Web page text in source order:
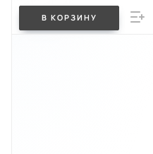
В КОРЗИНУ